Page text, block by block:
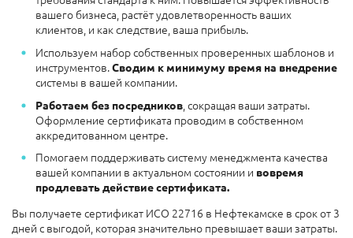
вашего бизнеса, растёт удовлетворенность ваших
клиентов, и как следствие, ваша прибыль.
Используем набор собственных проверенных шаблонов и
инструментов.Сводим к минимуму время на внедрение
системы в вашей компании.
Работаем без посредников , сокращая ваши затраты.
Оформление сертификата проводим в собственном
аккредитованном центре.
Помогаем поддерживать систему менеджмента качества
вашей компании в актуальном состоянии и вовремя
продлевать действиесертификата.
Вы получаете сертификат ИСО 22716 в Нефтекамске в срок от 3
дней с выгодой, которая значительно превышает ваши затраты.